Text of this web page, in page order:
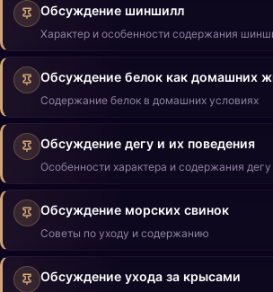
Обсуждение шиншилл
Характер и особенности содержания
Обсуждение белок как домашних
Содержание белок в домашних условиях
Обсуждение дегу и их поведения
Особенности характера и содержания дегу
Обсуждение морских свинок
Советы по уходу и содержанию
Обсуждение ухода за крысами